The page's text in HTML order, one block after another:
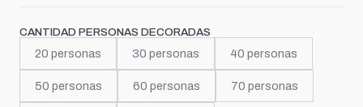
CANTIDAD PERSONAS DECORADAS
20 personas 30 personas 40 personas
50 personas 60 personas 70 personas